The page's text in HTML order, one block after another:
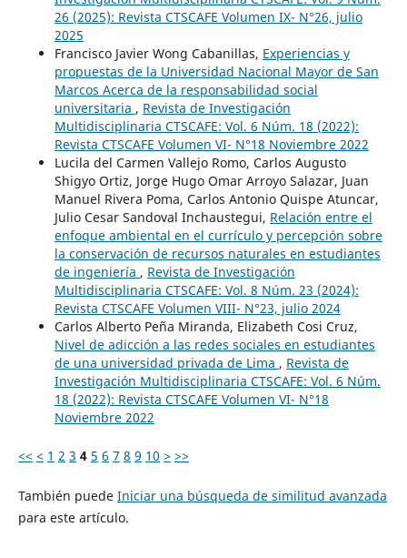
26 (2025): Revista CTSCAFE Volumen IX- N°26, julio
2025
Francisco Javier Wong Cabanillas, Experiencias y
propuestas de la Universidad Nacional Mayor de San
Marcos Acerca de la responsabilidad social
universitaria , Revista de Investigación
Multidisciplinaria CTSCAFE: Vol. 6 Núm. 18 (2022):
Revista CTSCAFE Volumen VI- N°18 Noviembre 2022
Lucila del Carmen Vallejo Romo, Carlos Augusto
Shigyo Ortiz, Jorge Hugo Omar Arroyo Salazar, Juan
Manuel Rivera Poma, Carlos Antonio Quispe Atuncar,
Julio Cesar Sandoval Inchaustegui, Relación entre el
enfoque ambiental en el currículo y percepción sobre
la conservación de recursos naturales en estudiantes
de ingeniería , Revista de Investigación
Multidisciplinaria CTSCAFE: Vol. 8 Núm. 23 (2024):
Revista CTSCAFE Volumen VIII- N°23, julio 2024
Carlos Alberto Peña Miranda, Elizabeth Cosi Cruz,
Nivel de adicción a las redes sociales en estudiantes
de una universidad privada de Lima , Revista de
Investigación Multidisciplinaria CTSCAFE: Vol. 6 Núm.
18 (2022): Revista CTSCAFE Volumen VI- N°18
Noviembre 2022
<< < 1 2 3 4 5 6 7 8 9 10 > >>
También puede Iniciar una búsqueda de similitud avanzada
para este artículo.